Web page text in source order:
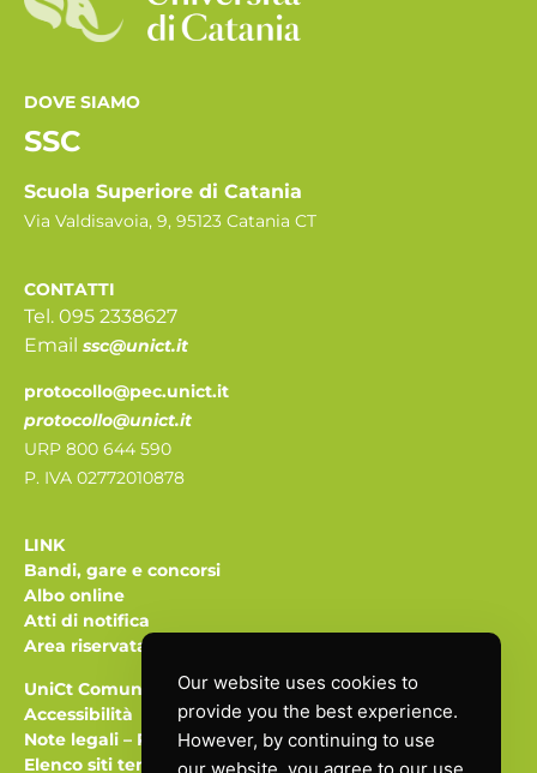
DOVE SIAMO
SSC
Scuola Superiore di Catania
Via Valdisavoia, 9, 95123 Catania CT
CONTATTI
Tel. 095 2338627
Email ssc@unict.it
protocollo@pec.unict.it
protocollo@unict.it
URP 800 644 590
P. IVA 02772010878
LINK
Bandi, gare e concorsi
Albo online
Atti di notifica
Area riservata
UniCt Comunica
Accessibilità
Note legali – Privacy
Elenco siti tematici
Our website uses cookies to
provide you the best experience.
However, by continuing to use